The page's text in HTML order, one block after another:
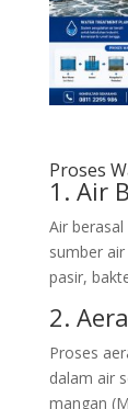
Proses
1. Air
Air
sumber
pasir,
2.
Proses
dalam air
mangan